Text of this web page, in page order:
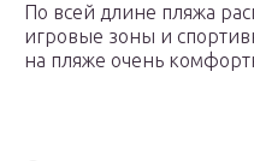
По всей длине пляжа
игровые зоны и
на пляже очень